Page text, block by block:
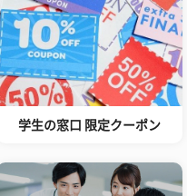
学生の窓口 限定クーポン